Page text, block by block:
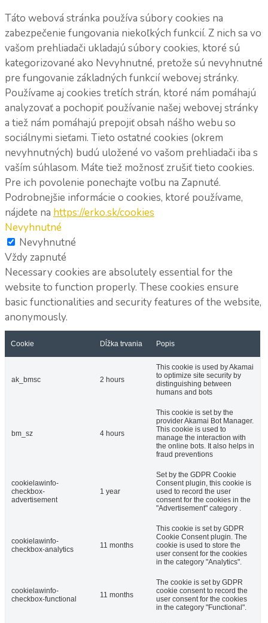
Táto webová stránka používa súbory cookies na
zabezpečenie fungovania niekoľkých funkcií. Z nich sa vo
vašom prehliadači ukladajú súbory cookies, ktoré sú
kategorizované ako Nevyhnutné, pretože sú nevyhnutné
pre fungovanie základných funkcií webovej stránky.
Používame aj cookies tretích strán, ktoré nám pomáhajú
analyzovať a pochopiť používanie našej webovej stránky
a tiež nám pomáhajú prepojiť obsah nášho webu so
sociálnymi sieťami. Tieto ostatné cookies (okrem
nevyhnutných) budú uložené vo vašom prehliadači iba s
vaším súhlasom. Máte tiež možnosť zrušiť tieto cookies.
Pre ich povolenie ponechajte voľbu na Zapnuté.
Podrobnejšie informácie o cookies, ktoré používame,
nájdete na https://erko.sk/cookies
Nevyhnutné
Nevyhnutné
Vždy zapnuté
Necessary cookies are absolutely essential for the
website to function properly. These cookies ensure
basic functionalities and security features of the website,
anonymously.
Cookie Dĺžka trvania Popis
ak_bmsc 2 hours
This cookie is used by Akamai
to optimize site security by
distinguishing between
humans and bots
bm_sz 4 hours
This cookie is set by the
provider Akamai Bot Manager.
This cookie is used to
manage the interaction with
the online bots. It also helps in
fraud preventions
cookielawinfo-
checkbox-
advertisement
1 year
Set by the GDPR Cookie
Consent plugin, this cookie is
used to record the user
consent for the cookies in the
"Advertisement" category .
cookielawinfo-
checkbox-analytics
11 months
This cookie is set by GDPR
Cookie Consent plugin. The
cookie is used to store the
user consent for the cookies
in the category "Analytics".
cookielawinfo-
checkbox-functional
11 months
The cookie is set by GDPR
cookie consent to record the
user consent for the cookies
in the category "Functional".